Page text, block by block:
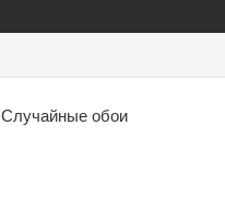
Случайные обои